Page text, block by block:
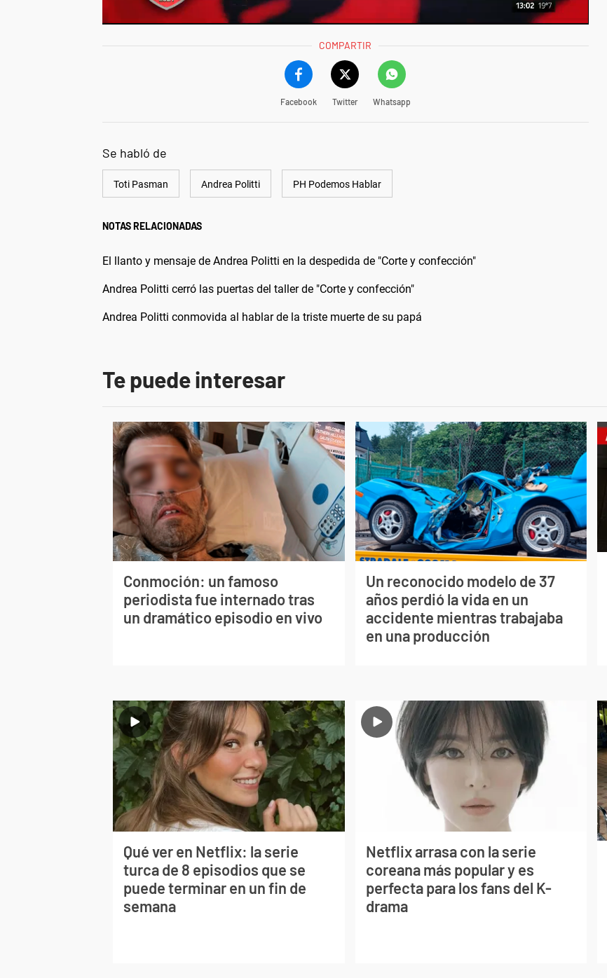
COMPARTIR
Facebook Twitter Whatsapp
Se habló de
Toti Pasman Andrea Politti PH Podemos Hablar
NOTAS RELACIONADAS
El llanto y mensaje de Andrea Politti en la despedida de "Corte y confección"
Andrea Politti cerró las puertas del taller de "Corte y confección"
Andrea Politti conmovida al hablar de la triste muerte de su papá
Te puede interesar
Conmoción: un famoso
periodista fue internado tras
un dramático episodio en vivo
Un reconocido modelo de 37
años perdió la vida en un
accidente mientras trabajaba
en una producción
Qué ver en Netflix: la serie
turca de 8 episodios que se
puede terminar en un fin de
semana
Netflix arrasa con la serie
coreana más popular y es
perfecta para los fans del K-
drama